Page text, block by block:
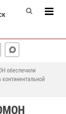
обеспечили
континентальной